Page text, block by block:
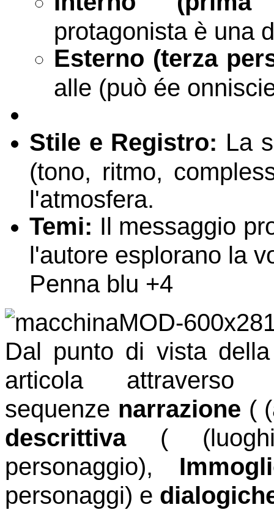
protagonista è una
Esterno (terza
alle (può ée
Stile e Registro: La
(tono, ritmo,
l'atmosfera.
Temi: Il messaggio
l'autore esplorano la
Penna blu +4
Dal punto di vista
articola
sequenze narrazione (
descrittiva(
personaggio),
personaggi) e